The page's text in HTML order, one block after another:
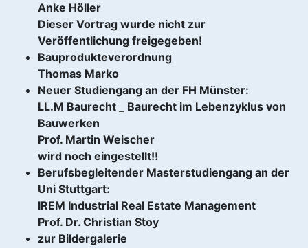
Anke Höller
Dieser Vortrag wurde nicht zur
Veröffentlichung freigegeben!
Bauprodukteverordnung
Thomas Marko
Neuer Studiengang an der FH Münster:
LL.M Baurecht _ Baurecht im Lebenzyklus von
Bauwerken
Prof. Martin Weischer
wird noch eingestellt!!
Berufsbegleitender Masterstudiengang an der
Uni Stuttgart:
IREM Industrial Real Estate Management
Prof. Dr. Christian Stoy
zur Bildergalerie